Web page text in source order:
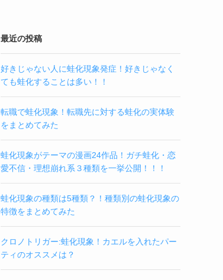
最近の投稿
好きじゃない人に蛙化現象発症！好きじゃなく
ても蛙化することは多い！！
転職で蛙化現象！転職先に対する蛙化の実体験
をまとめてみた
蛙化現象がテーマの漫画24作品！ガチ蛙化・恋
愛不信・理想崩れ系３種類を一挙公開！！！
蛙化現象の種類は5種類？！種類別の蛙化現象の
特徴をまとめてみた
クロノトリガー:蛙化現象！カエルを入れたパー
ティのオススメは？